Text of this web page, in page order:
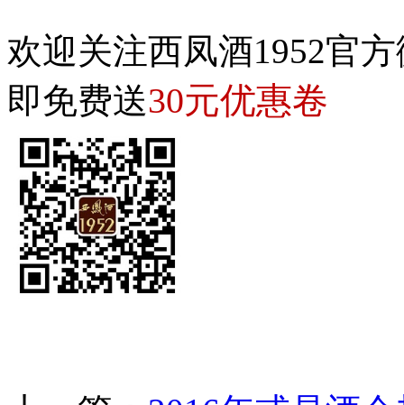
欢迎关注西凤酒1952官
即免费送30元优惠卷